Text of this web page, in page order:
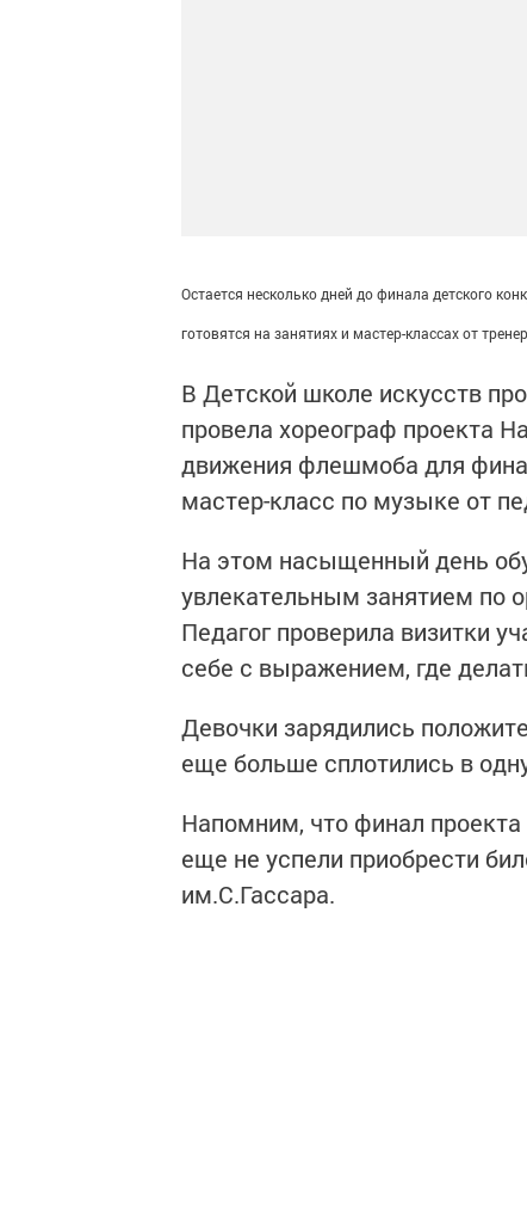
Остается несколько дней до финала детского
готовятся на занятиях и мастер-классах от
В Детской школе искусств
провела хореограф проекта
движения флешмоба для
мастер-класс по музыке от
На этом насыщенный день
увлекательным занятием по
Педагог проверила визитки
себе с выражением, где
Девочки зарядились
еще больше сплотились в
Напомним, что финал проекта
еще не успели приобрести
им.С.Гассара.